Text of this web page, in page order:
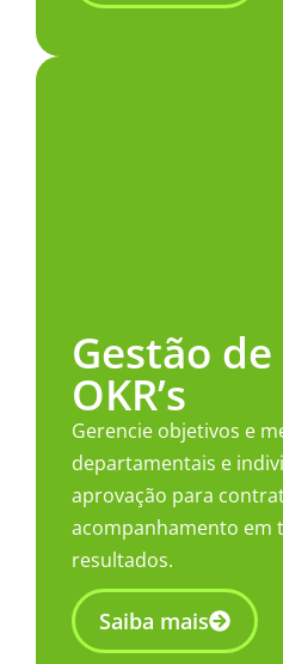
Gestão
OKR’s​
Gerencie objetivos e
departamentais e
aprovação para
acompanhamento em
resultados.
Saiba mais